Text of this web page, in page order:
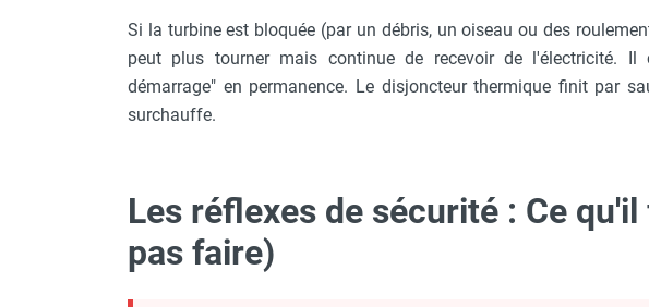
infrarouge sur mât
Parasol chauffant à gaz
Parasol chauffant et radiant sur
mât électrique
Chauffage radiant électrique
Chauffage Infrarouge électrique fixe
Panneau rayonnant
Si la turbine est bloquée (par un débris, un oiseau ou des
peut plus tourner mais continue de recevoir de l'électricité. Il
démarrage" en permanence. Le disjoncteur thermique finit par
surchauffe.
Les réflexes de sécurité : Ce
pas faire)